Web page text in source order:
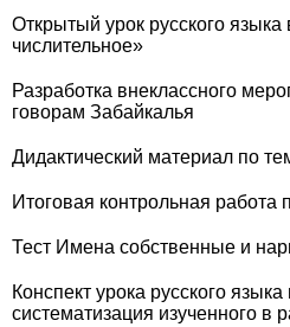
Открытый урок русского
числительное»
Разработка внеклассного
говорам Забайкалья
Дидактический материал по
Итоговая контрольная работа
Тест Имена собственные и
Конспект урока русского
систематизация изученного в